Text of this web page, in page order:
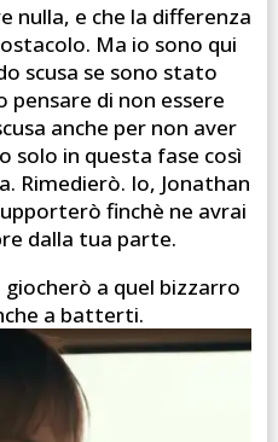
nulla, e che la differenza
Ma io sono qui
scusa se sono stato
di non essere
anche per non aver
solo in questa fase così
Rimedierò. Io, Jonathan
finchè ne avrai
dalla tua parte.
a quel bizzarro
a batterti.